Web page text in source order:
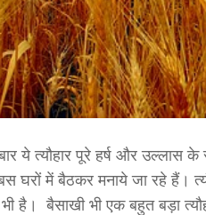
ये त्यौहार पूरे हर्ष और उल्लास
में बैठकर मनाये जा रहे हैं।
है। बैसाखी भी एक बहुत बड़ा